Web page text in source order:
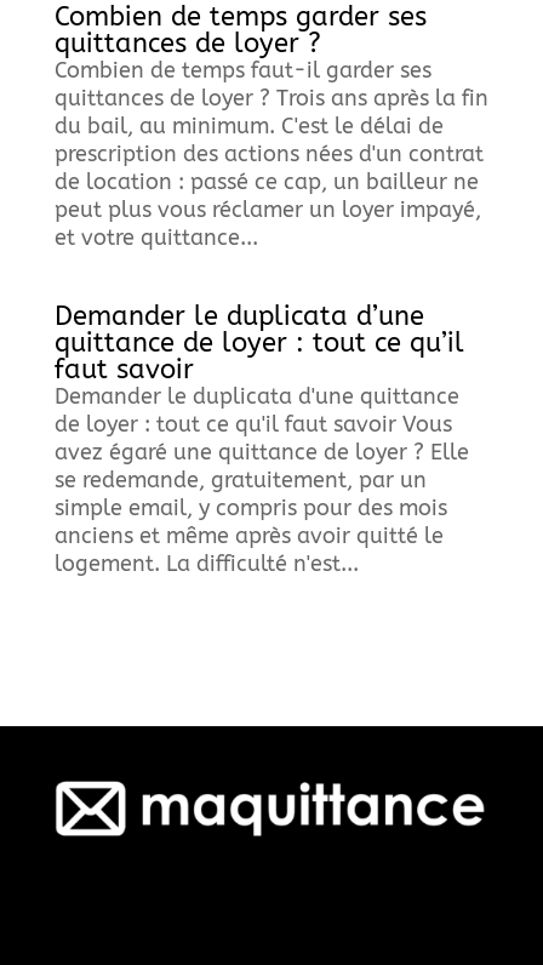
Combien de temps garder ses
quittances de loyer ?
Combien de temps faut-il garder ses
quittances de loyer ? Trois ans après la fin
du bail, au minimum. C'est le délai de
prescription des actions nées d'un contrat
de location : passé ce cap, un bailleur ne
peut plus vous réclamer un loyer impayé,
et votre quittance...
Demander le duplicata d’une
quittance de loyer : tout ce qu’il
faut savoir
Demander le duplicata d'une quittance
de loyer : tout ce qu'il faut savoir Vous
avez égaré une quittance de loyer ? Elle
se redemande, gratuitement, par un
simple email, y compris pour des mois
anciens et même après avoir quitté le
logement. La difficulté n'est...